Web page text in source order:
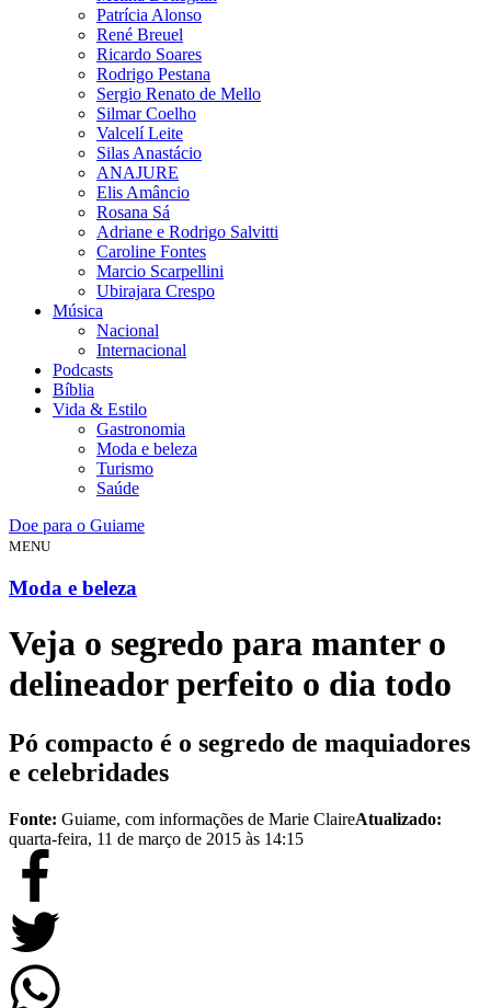
Patrícia Alonso
René Breuel
Ricardo Soares
Rodrigo Pestana
Sergio Renato de Mello
Silmar Coelho
Valcelí Leite
Silas Anastácio
ANAJURE
Elis Amâncio
Rosana Sá
Adriane e Rodrigo Salvitti
Caroline Fontes
Marcio Scarpellini
Ubirajara Crespo
Música
Nacional
Internacional
Podcasts
Bíblia
Vida & Estilo
Gastronomia
Moda e beleza
Turismo
Saúde
Doe para o Guiame
MENU
Moda e beleza
Veja o segredo para manter o
delineador perfeito o dia todo
Pó compacto é o segredo de maquiadores
e celebridades
Fonte: Guiame, com informações de Marie ClaireAtualizado:
quarta-feira, 11 de março de 2015 às 14:15